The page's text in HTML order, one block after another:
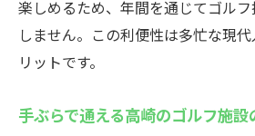
体験
スイング解析など機能充
特徴
楽しめるため、年間を通じてゴル
しません。この利便性は多忙な現
リットです。
手ぶらで通える高崎のゴルフ施設